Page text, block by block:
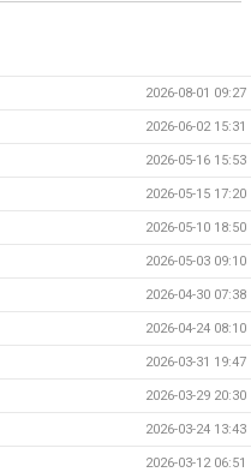
2026-08-01 09:27
2026-06-02 15:31
2026-05-16 15:53
2026-05-15 17:20
2026-05-10 18:50
2026-05-03 09:10
2026-04-30 07:38
2026-04-24 08:10
2026-03-31 19:47
2026-03-29 20:30
2026-03-24 13:43
2026-03-12 06:51